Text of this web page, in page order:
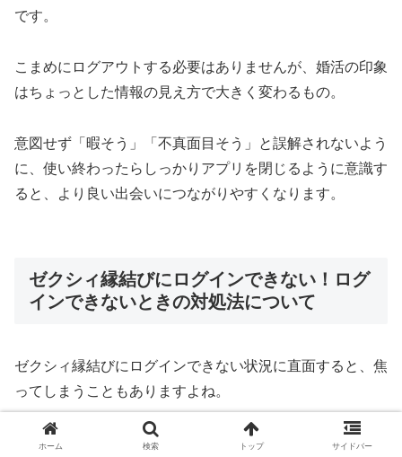
です。
こまめにログアウトする必要はありませんが、婚活の印象
はちょっとした情報の見え方で大きく変わるもの。
意図せず「暇そう」「不真面目そう」と誤解されないよう
に、使い終わったらしっかりアプリを閉じるように意識す
ると、より良い出会いにつながりやすくなります。
ゼクシィ縁結びにログインできない！ログ
インできないときの対処法について
ゼクシィ縁結びにログインできない状況に直面すると、焦
ってしまうこともありますよね。
でも、原因を一つひとつ確認していけば、必ず解決の糸口
ホーム 検索 トップ サイドバー